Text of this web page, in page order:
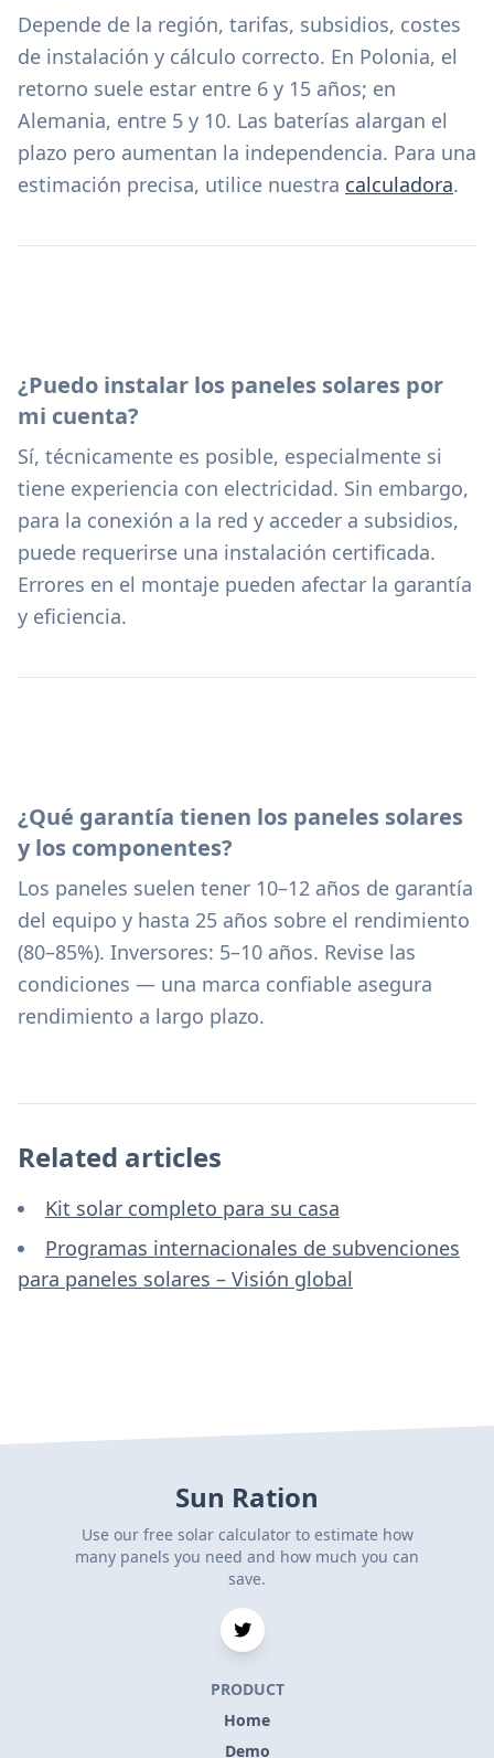
Depende de la región, tarifas, subsidios, costes
de instalación y cálculo correcto. En Polonia, el
retorno suele estar entre 6 y 15 años; en
Alemania, entre 5 y 10. Las baterías alargan el
plazo pero aumentan la independencia. Para una
estimación precisa, utilice nuestra calculadora.
¿Puedo instalar los paneles solares por
mi cuenta?
Sí, técnicamente es posible, especialmente si
tiene experiencia con electricidad. Sin embargo,
para la conexión a la red y acceder a subsidios,
puede requerirse una instalación certificada.
Errores en el montaje pueden afectar la garantía
y eficiencia.
¿Qué garantía tienen los paneles solares
y los componentes?
Los paneles suelen tener 10–12 años de garantía
del equipo y hasta 25 años sobre el rendimiento
(80–85%). Inversores: 5–10 años. Revise las
condiciones — una marca confiable asegura
rendimiento a largo plazo.
Related articles
Kit solar completo para su casa
Programas internacionales de subvenciones
para paneles solares – Visión global
Sun Ration
Use our free solar calculator to estimate how
many panels you need and how much you can
save.
PRODUCT
Home
Demo